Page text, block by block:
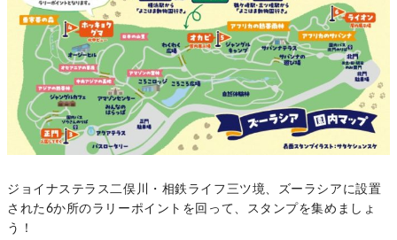
ジョイナステラス二俣川・相鉄ライフ三ツ境、ズーラシアに設置
された6か所のラリーポイントを回って、スタンプを集めましょ
う！